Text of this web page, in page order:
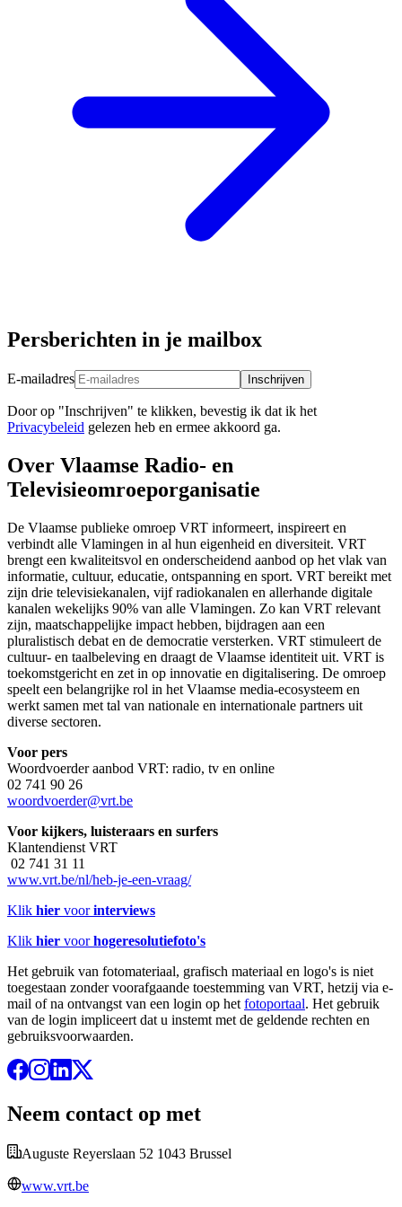
Persberichten in je mailbox
E-mailadres Inschrijven
Door op "Inschrijven" te klikken, bevestig ik dat ik het
Privacybeleid gelezen heb en ermee akkoord ga.
Over Vlaamse Radio- en
Televisieomroeporganisatie
De Vlaamse publieke omroep VRT informeert, inspireert en
verbindt alle Vlamingen in al hun eigenheid en diversiteit. VRT
brengt een kwaliteitsvol en onderscheidend aanbod op het vlak van
informatie, cultuur, educatie, ontspanning en sport. VRT bereikt met
zijn drie televisiekanalen, vijf radiokanalen en allerhande digitale
kanalen wekelijks 90% van alle Vlamingen. Zo kan VRT relevant
zijn, maatschappelijke impact hebben, bijdragen aan een
pluralistisch debat en de democratie versterken. VRT stimuleert de
cultuur- en taalbeleving en draagt de Vlaamse identiteit uit. VRT is
toekomstgericht en zet in op innovatie en digitalisering. De omroep
speelt een belangrijke rol in het Vlaamse media-ecosysteem en
werkt samen met tal van nationale en internationale partners uit
diverse sectoren.
Voor pers
Woordvoerder aanbod VRT: radio, tv en online
02 741 90 26
woordvoerder@vrt.be
Voor kijkers, luisteraars en surfers
Klantendienst VRT
02 741 31 11
www.vrt.be/nl/heb-je-een-vraag/
Klik hier voorinterviews
Klik hier voorhogeresolutiefoto's
Het gebruik van fotomateriaal, grafisch materiaal en logo's is niet
toegestaan zonder voorafgaande toestemming van VRT, hetzij via e-
mail of na ontvangst van een login op het fotoportaal. Het gebruik
van de login impliceert dat u instemt met de geldende rechten en
gebruiksvoorwaarden.
Neem contact op met
Auguste Reyerslaan 52 1043 Brussel
www.vrt.be